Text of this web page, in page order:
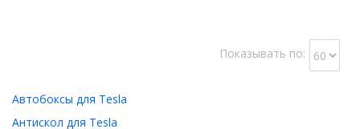
Показывать по:
Автобоксы для Tesla
Антискол для Tesla